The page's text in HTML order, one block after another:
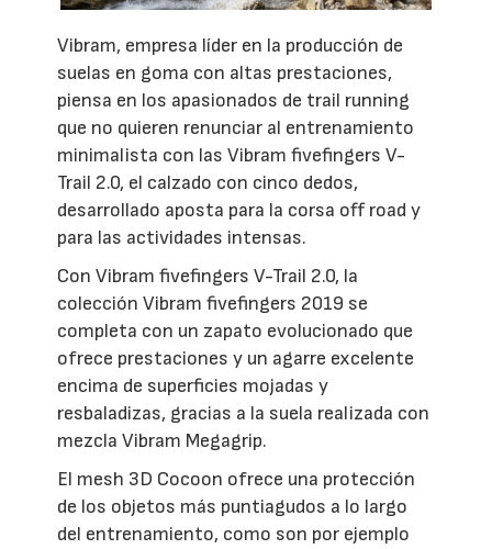
Vibram, empresa líder en la producción de
suelas en goma con altas prestaciones,
piensa en los apasionados de trail running
que no quieren renunciar al entrenamiento
minimalista con las Vibram fivefingers V-
Trail 2.0, el calzado con cinco dedos,
desarrollado aposta para la corsa off road y
para las actividades intensas.
Con Vibram fivefingers V-Trail 2.0, la
colección Vibram fivefingers 2019 se
completa con un zapato evolucionado que
ofrece prestaciones y un agarre excelente
encima de superficies mojadas y
resbaladizas, gracias a la suela realizada con
mezcla Vibram Megagrip.
El mesh 3D Cocoon ofrece una protección
de los objetos más puntiagudos a lo largo
del entrenamiento, como son por ejemplo